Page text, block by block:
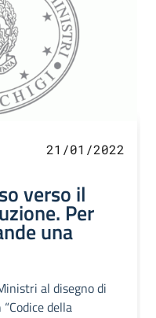
21/01/2022
verso il
Per
una
al disegno di
della